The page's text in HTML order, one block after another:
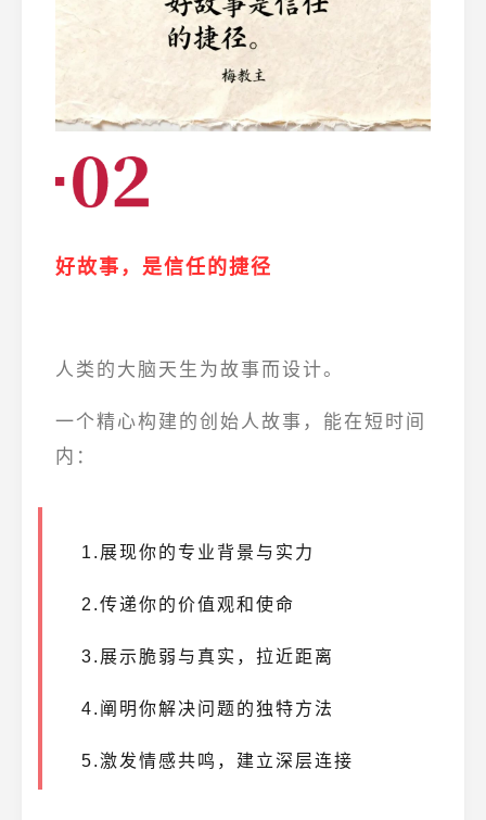
好故事，是信任的捷径
人类的大脑天生为故事而设计。
一个精心构建的创始人故事，能在短时间
内：
1.展现你的专业背景与实力
2.传递你的价值观和使命
3.展示脆弱与真实，拉近距离
4.阐明你解决问题的独特方法
5.激发情感共鸣，建立深层连接